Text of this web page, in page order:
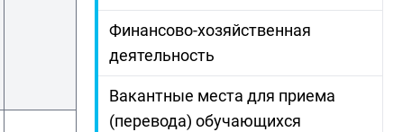
Финансово-хозяйственная
деятельность
Вакантные места для приема
(перевода) обучающихся